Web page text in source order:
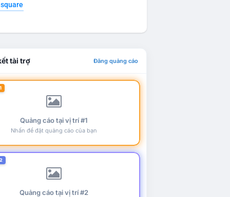
tài trợ Đăng quảng cáo
Quảng cáo tại vị trí #1
Nhấn để đặt quảng cáo của bạn
Quảng cáo tại vị trí #2